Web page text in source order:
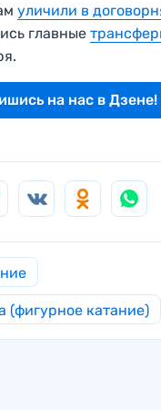
уличили в
главные
на нас в Дзене!
(фигурное катание)